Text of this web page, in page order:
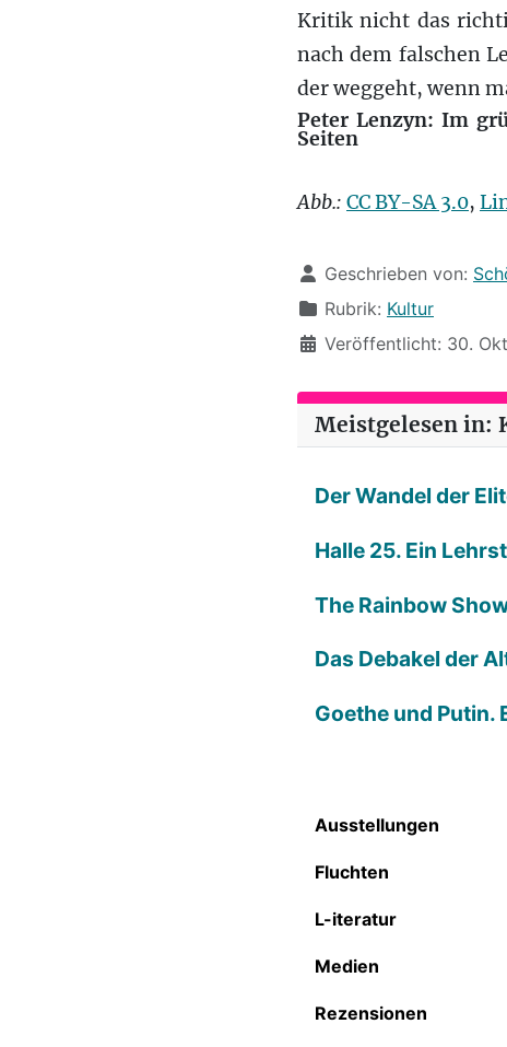
Kritik nicht das
nach dem falschen
der weggeht, wenn
Peter Lenzyn: Im
Seiten
Abb.: CC BY-SA 3.0,
Details
Geschrieben von:
Rubrik: Kultur
Veröffentlicht: 30.
Meistgelesen in:
Der Wandel der
Halle 25. Ein
The Rainbow
Das Debakel der
Goethe und Putin.
Ausstellungen
Fluchten
L-iteratur
Medien
Rezensionen